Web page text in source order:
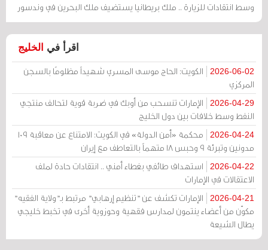
وسط انتقادات للزيارة .. ملك بريطانيا يستضيف ملك البحرين في وندسور
اقرأ في الخليج
2026-06-02
الكويت: الحاج موسى المسري شهيداً مظلومًا بالسجن
المركزي
2026-04-29
الإمارات تنسحب من أوبك في ضربة قوية لتحالف منتجي
النفط وسط خلافات بين دول الخليج
2026-04-24
محكمة «أمن الدولة» في الكويت: الامتناع عن معاقبة 109
مدونين وتبرئة 9 وحبس 18 متهماً بالتعاطف مع إيران
2026-04-22
استهداف طائفي بغطاء أمني .. انتقادات حادة لملف
الاعتقالات في الإمارات
2026-04-21
الإمارات تكشف عن "تنظيم إرهابي" مرتبط بـ"ولاية الفقيه"
مكوّن من أعضاء ينتمون لمدارس فقهية وحوزوية أخرى في تخبط خليجي
يطال الشيعة